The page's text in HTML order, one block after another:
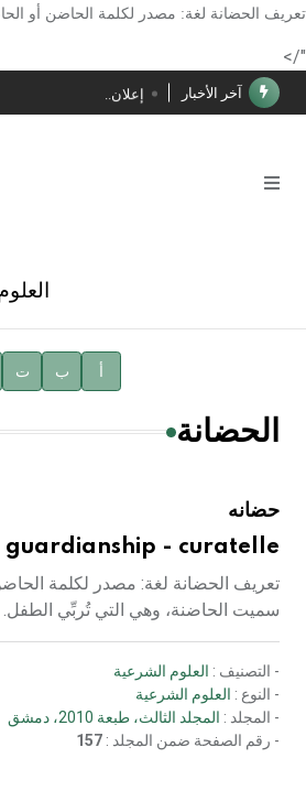
تعريف الحضانة لغة: مصدر لكلمة الحاضن أو
"/>
آخر الأخبار
الأستاذ إياد خالد
إعلان..
فوز الأستاذ الدكتور
الأستاذ إياد خالد
أ ب ت
الحضانة
حضانه
guardianship - curatelle
تعريف الحضانة لغة: مصدر لكلمة
سميت الحاضنة، وهي التي تُربِّي الطفل.
- التصنيف : العلوم الشرعية
- النوع : العلوم الشرعية
- المجلد : المجلد الثالث، طبعة 2010، دمشق
- رقم الصفحة ضمن المجلد : 157